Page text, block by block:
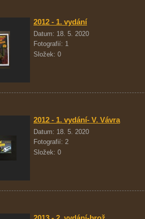
2012 - 1. vydání
Datum: 18. 5. 2020
Fotografií: 1
Složek: 0
2012 - 1. vydání- V. Vávra
Datum: 18. 5. 2020
Fotografií: 2
Složek: 0